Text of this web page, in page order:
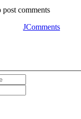
comments
JComments